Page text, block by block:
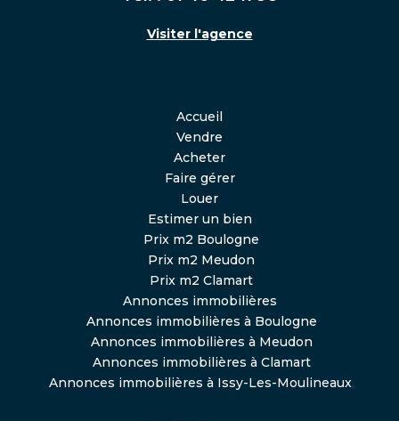
Visiter l'agence
Accueil
Vendre
Acheter
Faire gérer
Louer
Estimer un bien
Prix m2 Boulogne
Prix m2 Meudon
Prix m2 Clamart
Annonces immobilières
Annonces immobilières à Boulogne
Annonces immobilières à Meudon
Annonces immobilières à Clamart
Annonces immobilières à Issy-Les-Moulineaux,